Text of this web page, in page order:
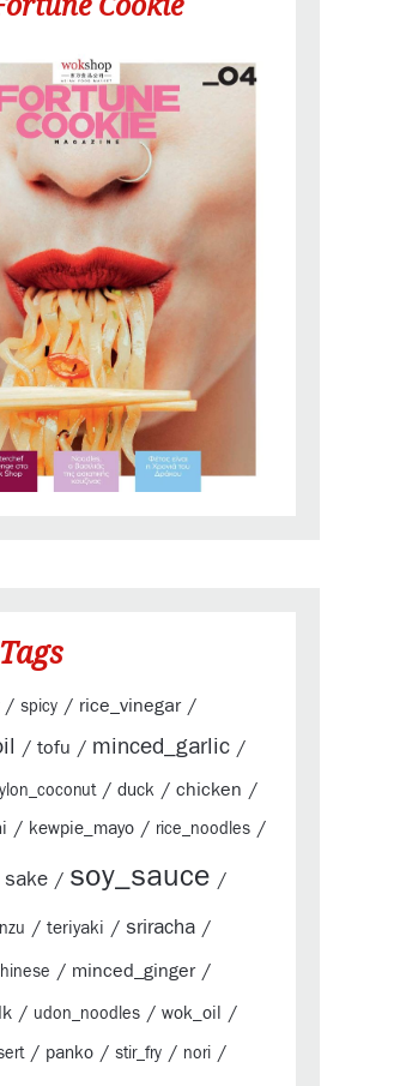
/ spicy / rice_vinegar/
/ tofu / minced_garlic /
/ duck / chicken /
/ kewpie_mayo / rice_noodles /
sake / soy_sauce /
/ teriyaki / sriracha /
/ minced_ginger/
/ udon_noodles / wok_oil /
/ panko / stir_fry / nori /